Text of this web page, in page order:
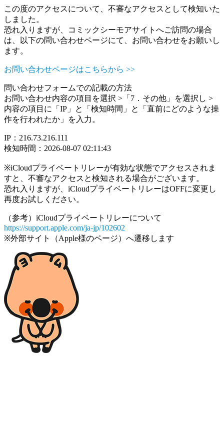
この度のアクセスについて、不審なアクセスとして検知いた
しました。
恐れ入りますが、コミックシーモアサイトへご訪問の場合
は、以下の問い合わせページにて、お問い合わせをお願いし
ます。
お問い合わせページはこちらから >>
問い合わせフォームでの記載の方法
お問い合わせ内容の項目を選択 >「7．その他」を選択し >
内容の項目に「IP」と「検知時間」と「直前にどのような操
作を行われたか」を入力。
IP：216.73.216.111
検知時間：2026-08-07 02:11:43
※iCloudプライベートリレーが有効な状態でアクセスされま
すと、不審なアクセスと検知される場合がございます。
恐れ入りますが、iCloudプライベートリレーはOFFに変更し
再度お試しください。
（参考）iCloudプライベートリレーについて
https://support.apple.com/ja-jp/102602
※外部サイト（Apple様のページ）へ遷移します